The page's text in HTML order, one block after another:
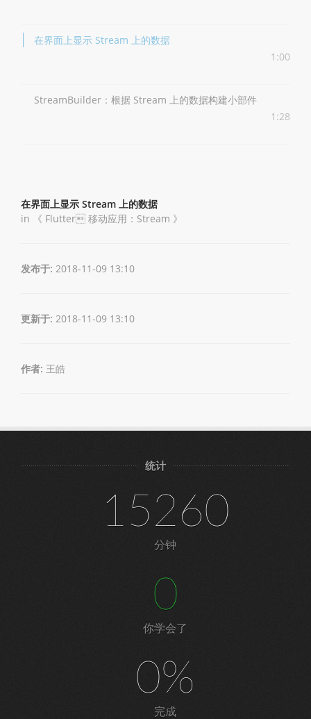
在界面上显示 Stream 上的数据
1:00
StreamBuilder：根据 Stream 上的数据构建小部件
1:28
在界面上显示 Stream 上的数据
in 《 Flutter 移动应用：Stream 》
发布于: 2018-11-09 13:10
更新于: 2018-11-09 13:10
作者: 王皓
统计
15260
分钟
0
你学会了
0%
完成